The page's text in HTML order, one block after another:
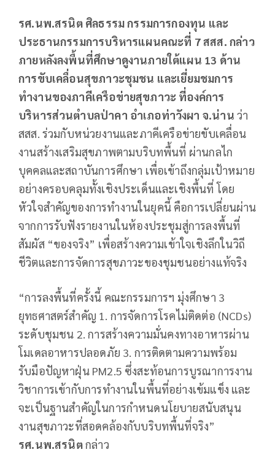
รศ.นพ.สรนิต ศิลธรรม กรรมการกองทุน และ
ประธานกรรมการบริหารแผนคณะที่ 7 สสส. กล่าว
ภายหลังลงพื้นที่ศึกษาดูงานภายใต้แผน 13 ด้าน
การขับเคลื่อนสุขภาวะชุมชน และเยี่ยมชมการ
ทำงานของภาคีเครือข่ายสุขภาวะ ที่องค์การ
บริหารส่วนตำบลป่าคา อำเภอท่าวังผา จ.น่าน ว่า
สสส. ร่วมกับหน่วยงานและภาคีเครือข่ายขับเคลื่อน
งานสร้างเสริมสุขภาพตามบริบทพื้นที่ ผ่านกลไก
บุคคลและสถาบันการศึกษา เพื่อเข้าถึงกลุ่มเป้าหมาย
อย่างครอบคลุมทั้งเชิงประเด็นและเชิงพื้นที่ โดย
หัวใจสำคัญของการทำงานในยุคนี้ คือการเปลี่ยนผ่าน
จากการรับฟังรายงานในห้องประชุมสู่การลงพื้นที่
สัมผัส “ของจริง” เพื่อสร้างความเข้าใจเชิงลึกในวิถี
ชีวิตและการจัดการสุขภาวะของชุมชนอย่างแท้จริง
“การลงพื้นที่ครั้งนี้ คณะกรรมการฯ มุ่งศึกษา 3
ยุทธศาสตร์สำคัญ 1. การจัดการโรคไม่ติดต่อ (NCDs)
ระดับชุมชน 2. การสร้างความมั่นคงทางอาหารผ่าน
โมเดลอาหารปลอดภัย 3. การติดตามความพร้อม
รับมือปัญหาฝุ่น PM2.5 ซึ่งสะท้อนการบูรณาการงาน
วิชาการเข้ากับการทำงานในพื้นที่อย่างเข้มแข็ง และ
จะเป็นฐานสำคัญในการกำหนดนโยบายสนับสนุน
งานสุขภาวะที่สอดคล้องกับบริบทพื้นที่จริง”
รศ.นพ.สรนิตกล่าว